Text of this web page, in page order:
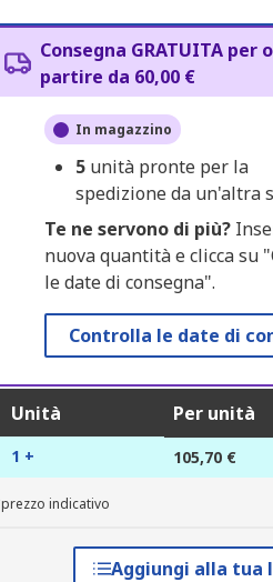
Consegna GRATUITA per
partire da 60,00 €
In magazzino
5 unità pronte per la
spedizione da un'altra
Te ne servono di più?
nuova quantità e clicca su
le date di consegna".
Controlla le date di
Unità Per unità
1 + 105,70 €
indicativo
Aggiungi alla tua